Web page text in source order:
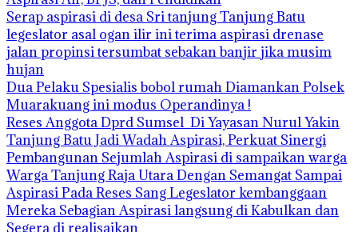
Serap aspirasi di desa Sri tanjung Tanjung Batu
legeslator asal ogan ilir ini terima aspirasi drenase
jalan propinsi tersumbat sebakan banjir jika musim
hujan
Dua Pelaku Spesialis bobol rumah Diamankan Polsek
Muarakuang ini modus Operandinya !
Reses Anggota Dprd Sumsel Di Yayasan Nurul Yakin
Tanjung Batu Jadi Wadah Aspirasi, Perkuat Sinergi
Pembangunan Sejumlah Aspirasi di sampaikan warga
Warga Tanjung Raja Utara Dengan Semangat Sampai
Aspirasi Pada Reses Sang Legeslator kembanggaan
Mereka Sebagian Aspirasi langsung di Kabulkan dan
Segera di realisaikan